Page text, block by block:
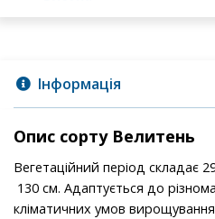
Інформація
Опис сорту Велитень
Вегетаційний період складає
130 см. Адаптується до
кліматичних умов